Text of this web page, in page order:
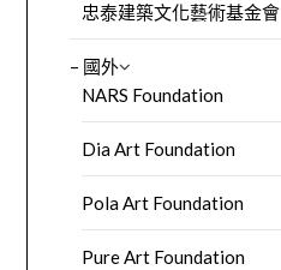
忠泰建築文化藝術基金會
– 國外
NARS Foundation
Dia Art Foundation
Pola Art Foundation
Pure Art Foundation